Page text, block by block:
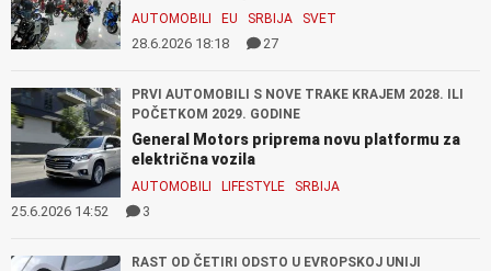
AUTOMOBILI EU SRBIJA SVET
28.6.2026 18:18 27
PRVI AUTOMOBILI S NOVE TRAKE KRAJEM 2028. ILI
POČETKOM 2029. GODINE
General Motors priprema novu platformu za
električna vozila
AUTOMOBILI LIFESTYLE SRBIJA
25.6.2026 14:52 3
RAST OD ČETIRI ODSTO U EVROPSKOJ UNIJI